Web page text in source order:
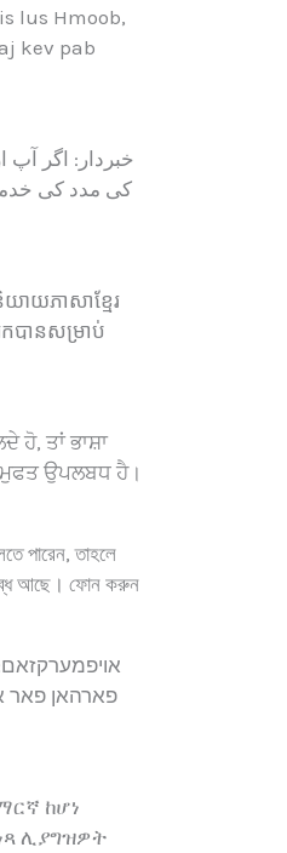
lus Hmoob,
kev pab
خبردار: اگر آپ
کی مدد کی
ាយភាសាខ្មែរ
បានសម្រាប់
ਹੋ, ਤਾਂ ਭਾਸ਼ਾ
ਮੁਫਤ ਉਪਲਬਧ ਹੈ।
পারেন, তাহলে
আছে। ফোন করুন
פארהאן פאר
ከሆነ
ሊያግዝዎት